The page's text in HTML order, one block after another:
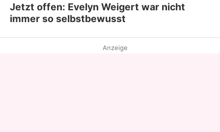
Jetzt offen: Evelyn Weigert war nicht
immer so selbstbewusst
Anzeige